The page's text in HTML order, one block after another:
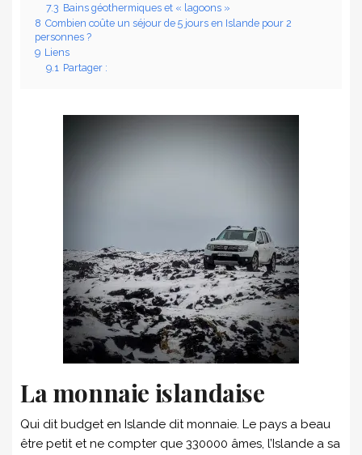
7.3 Bains géothermiques et « lagoons »
8 Combien coûte un séjour de 5 jours en Islande pour 2
personnes ?
9 Liens
9.1 Partager :
La monnaie islandaise
Qui dit budget en Islande dit monnaie. Le pays a beau
être petit et ne compter que 330000 âmes, l’Islande a sa